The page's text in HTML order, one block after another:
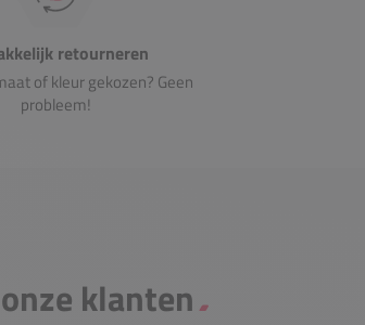
retourneren
of kleur gekozen? Geen
probleem!
klanten